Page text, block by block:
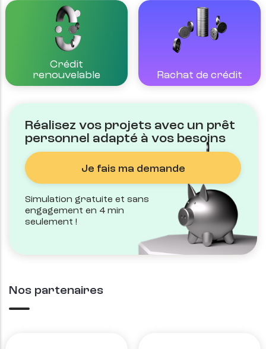
Crédit
renouvelable
Rachat de crédit
Réalisez vos projets avec un prêt
personnel adapté à vos besoins
Je fais ma demande
Simulation gratuite et sans
engagement en 4 min
seulement !
Nos partenaires